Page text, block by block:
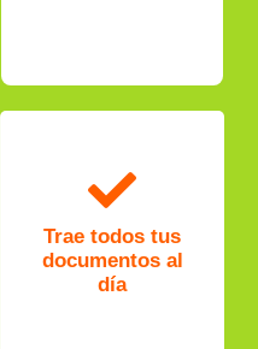
Trae todos tus
documentos al
día
Trae todos tus
día
Cédula y matricula